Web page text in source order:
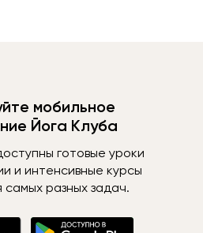
мобильное
Йога Клуба
готовые уроки
и интенсивные курсы
разных задач.